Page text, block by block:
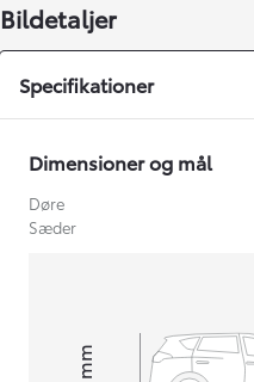
Bildetaljer
Specifikationer
Dimensioner og mål
Døre
Sæder
mm